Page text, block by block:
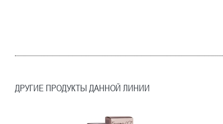
ДРУГИЕ ПРОДУКТЫ ДАННОЙ ЛИНИИ